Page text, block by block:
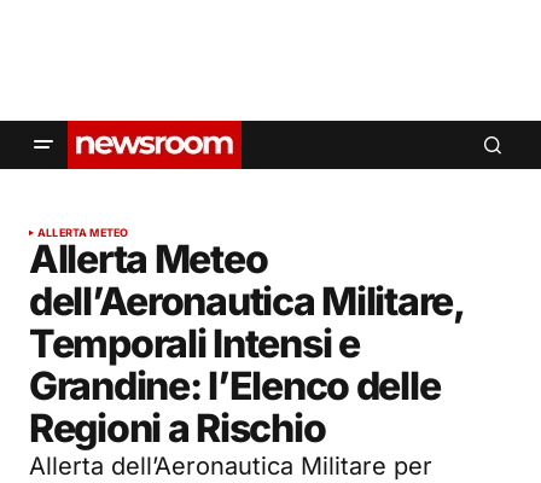
ALLERTA METEO
Allerta Meteo
dell’Aeronautica Militare,
Temporali Intensi e
Grandine: l’Elenco delle
Regioni a Rischio
Allerta dell’Aeronautica Militare per